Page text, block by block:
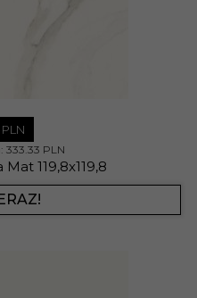
PLN
333.33 PLN
119,8x119,8